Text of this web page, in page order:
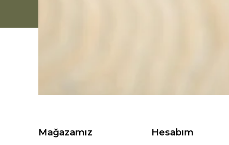
Mağazamız Hesabım